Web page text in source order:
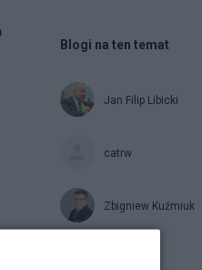
Blogi na ten temat
Jan Filip Libicki
catrw
Zbigniew Kuźmiuk